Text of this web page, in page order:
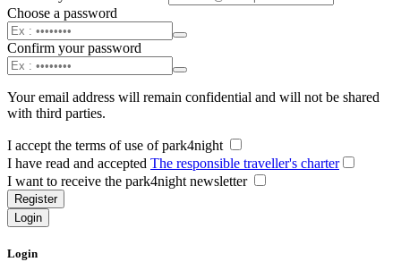
Choose a password
Confirm your password
Your email address will remain confidential and will not be shared
with third parties.
I accept the terms of use of park4night
I have read and accepted The responsible traveller's charter
I want to receive the park4night newsletter
Register
Login
Login